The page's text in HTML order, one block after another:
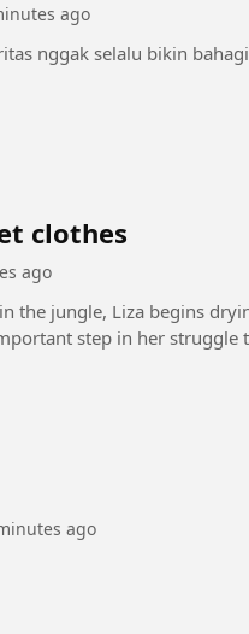
ago
nggak selalu bikin
clothes
ago
the jungle, Liza begins
step in her struggle
ago